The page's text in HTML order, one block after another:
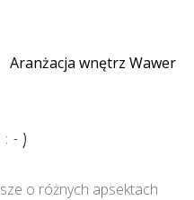
Aranżacja wnętrz Wawer
:-)
o różnych apsektach